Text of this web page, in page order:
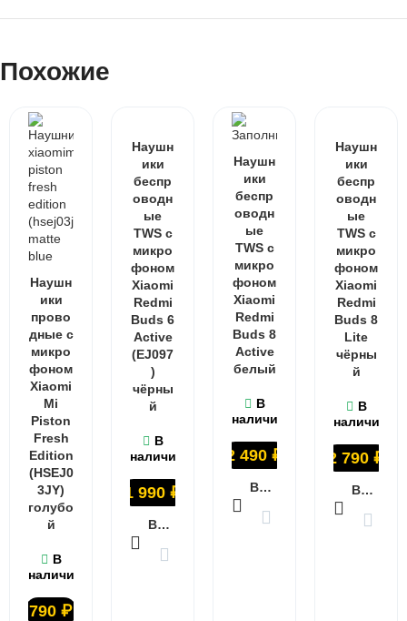
Похожие
Наушн
ики
прово
дные с
микро
фоном
Xiaomi
Mi
Piston
Fresh
Edition
(HSEJ0
3JY)
голубо
й
В
наличии
790 ₽
Наушн
ики
беспр
оводн
ые
TWS с
микро
фоном
Xiaomi
Redmi
Buds 6
Active
(EJ097
)
чёрны
й
В
наличии
1 990 ₽
В КОРЗИНУ
Наушн
ики
беспр
оводн
ые
TWS с
микро
фоном
Xiaomi
Redmi
Buds 8
Active
белый
В
наличии
2 490 ₽
В КОРЗИНУ
Наушн
ики
беспр
оводн
ые
TWS с
микро
фоном
Xiaomi
Redmi
Buds 8
Lite
чёрны
й
В
наличии
2 790 ₽
В КОРЗИНУ